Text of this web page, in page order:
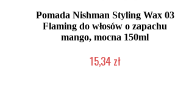
Pomada Nishman Styling Wax 03
Flaming do włosów o zapachu
mango, mocna 150ml
15,34 zł